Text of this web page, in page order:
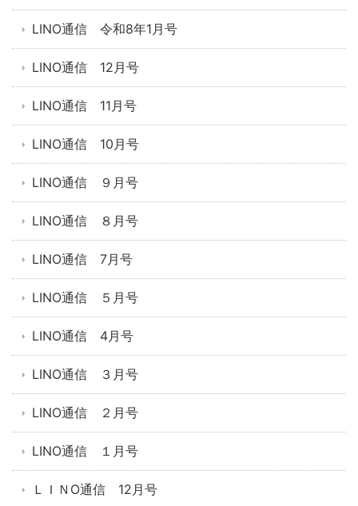
LINO通信 令和8年1月号
LINO通信 12月号
LINO通信 11月号
LINO通信 10月号
LINO通信 ９月号
LINO通信 ８月号
LINO通信 7月号
LINO通信 ５月号
LINO通信 4月号
LINO通信 ３月号
LINO通信 ２月号
LINO通信 １月号
ＬＩＮO通信 12月号